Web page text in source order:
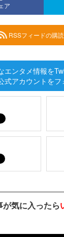
ア
RSSフィードの購
エンタメ情報を
式アカウントをフ
が気に入ったら